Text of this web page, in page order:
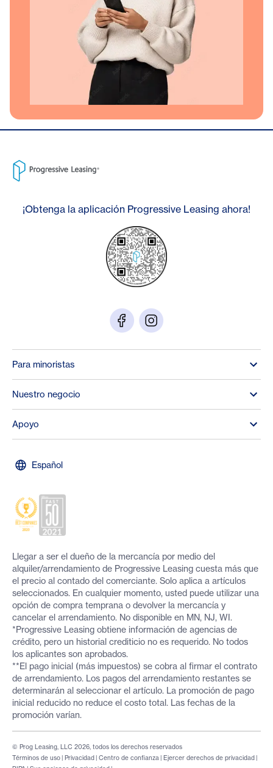
¡Obtenga la aplicación Progressive Leasing ahora!
Para minoristas
Nuestro negocio
Apoyo
Español
Llegar a ser el dueño de la mercancía por medio del
alquiler/arrendamiento de Progressive Leasing cuesta más que
el precio al contado del comerciante. Solo aplica a artículos
seleccionados. En cualquier momento, usted puede utilizar una
opción de compra temprana o devolver la mercancía y
cancelar el arrendamiento. No disponible en MN, NJ, WI.
*Progressive Leasing obtiene información de agencias de
crédito, pero un historial crediticio no es requerido. No todos
los aplicantes son aprobados.
**El pago inicial (más impuestos) se cobra al firmar el contrato
de arrendamiento. Los pagos del arrendamiento restantes se
determinarán al seleccionar el artículo. La promoción de pago
inicial reducido no reduce el costo total. Las fechas de la
promoción varían.
Términos de uso | Privacidad | Centro de confianza | Ejercer derechos de privacidad |
© Prog Leasing, LLC 2026, todos los derechos reservados